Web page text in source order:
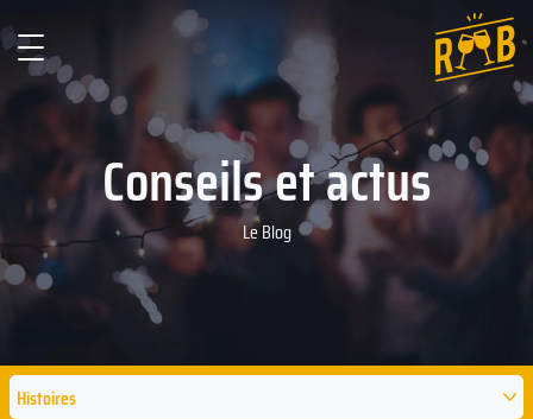
Conseils et actus
Le Blog
Histoires